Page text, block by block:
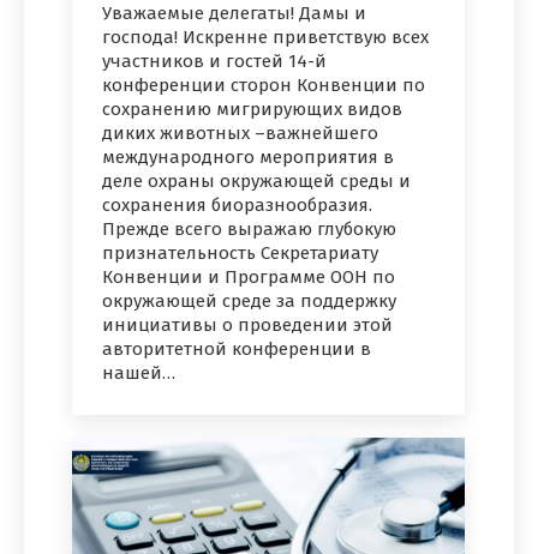
Уважаемые делегаты! Дамы и
господа! Искренне приветствую всех
участников и гостей 14-й
конференции сторон Конвенции по
сохранению мигрирующих видов
диких животных –важнейшего
международного мероприятия в
деле охраны окружающей среды и
сохранения биоразнообразия.
Прежде всего выражаю глубокую
признательность Секретариату
Конвенции и Программе ООН по
окружающей среде за поддержку
инициативы о проведении этой
авторитетной конференции в
нашей…